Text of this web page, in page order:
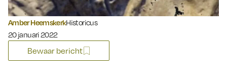
Amber HeemskerkHistoricus
Gepubliceerd op:
20 januari 2022
Bewaar bericht